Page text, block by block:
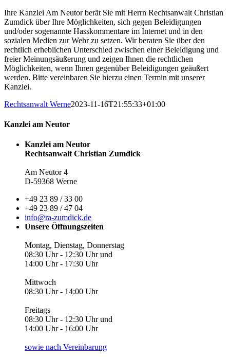
Ihre Kanzlei Am Neutor berät Sie mit Herrn Rechtsanwalt Christian
Zumdick über Ihre Möglichkeiten, sich gegen Beleidigungen
und/oder sogenannte Hasskommentare im Internet und in den
sozialen Medien zur Wehr zu setzen. Wir beraten Sie über den
rechtlich erheblichen Unterschied zwischen einer Beleidigung und
freier Meinungsäußerung und zeigen Ihnen die rechtlichen
Möglichkeiten, wenn Ihnen gegenüber Beleidigungen geäußert
werden. Bitte vereinbaren Sie hierzu einen Termin mit unserer
Kanzlei.
Rechtsanwalt Werne2023-11-16T21:55:33+01:00
Kanzlei am Neutor
Kanzlei am Neutor
Rechtsanwalt Christian Zumdick
Am Neutor 4
D-59368 Werne
+49 23 89 / 33 00
+49 23 89 / 47 04
info@ra-zumdick.de
Unsere Öffnungszeiten
Montag, Dienstag, Donnerstag
08:30 Uhr - 12:30 Uhr und
14:00 Uhr - 17:30 Uhr
Mittwoch
08:30 Uhr - 14:00 Uhr
Freitags
08:30 Uhr - 12:30 Uhr und
14:00 Uhr - 16:00 Uhr
sowie nach Vereinbarung